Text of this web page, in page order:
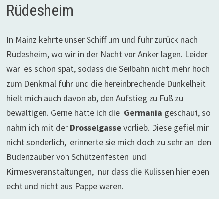
Rüdesheim
In Mainz kehrte unser Schiff um und fuhr zurück nach
Rüdesheim, wo wir in der Nacht vor Anker lagen. Leider
war es schon spät, sodass die Seilbahn nicht mehr hoch
zum Denkmal fuhr und die hereinbrechende Dunkelheit
hielt mich auch davon ab, den Aufstieg zu Fuß zu
bewältigen. Gerne hätte ich die Germania geschaut, so
nahm ich mit der Drosselgassevorlieb. Diese gefiel mir
nicht sonderlich, erinnerte sie mich doch zu sehr an den
Budenzauber von Schützenfesten und
Kirmesveranstaltungen, nur dass die Kulissen hier eben
echt und nicht aus Pappe waren.